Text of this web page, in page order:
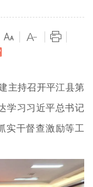
持召开平江县第
学习习近平总书记
实干督查激励等工